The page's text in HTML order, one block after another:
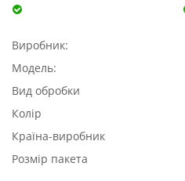
Виробник:
Модель:
Вид обробки
Колір
Країна-виробник
Розмір пакета